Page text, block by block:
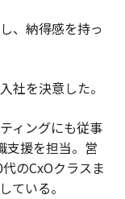
、納得感を持っ
社を決意した。
ィングにも従事
支援を担当。営
のCxOクラスま
ている。